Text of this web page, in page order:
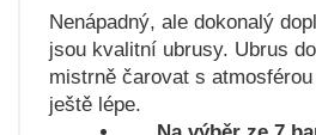
Nenápadný, ale dokonalý
jsou kvalitní ubrusy. Ubrus
mistrně čarovat s
ještě lépe.